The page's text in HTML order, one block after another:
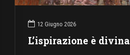
12 Giugno 2026
L’ispirazione è divina